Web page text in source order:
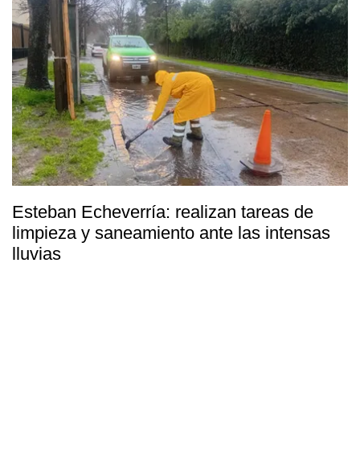
Esteban Echeverría: realizan tareas de
limpieza y saneamiento ante las intensas
lluvias